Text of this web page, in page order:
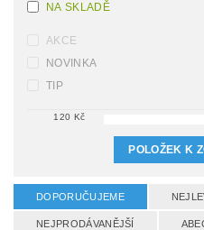
NA SKLADĚ
AKCE
NOVINKA
TIP
120 Kč
POLOŽEK K
DOPORUČUJEME
NEJPRODÁVANĚJŠÍ